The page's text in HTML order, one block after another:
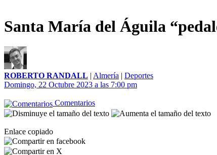
Santa María del Águila
ROBERTO RANDALL | Almería | Deportes
Domingo, 22 Octubre 2023 a las 7:00 pm
Comentarios
Enlace copiado